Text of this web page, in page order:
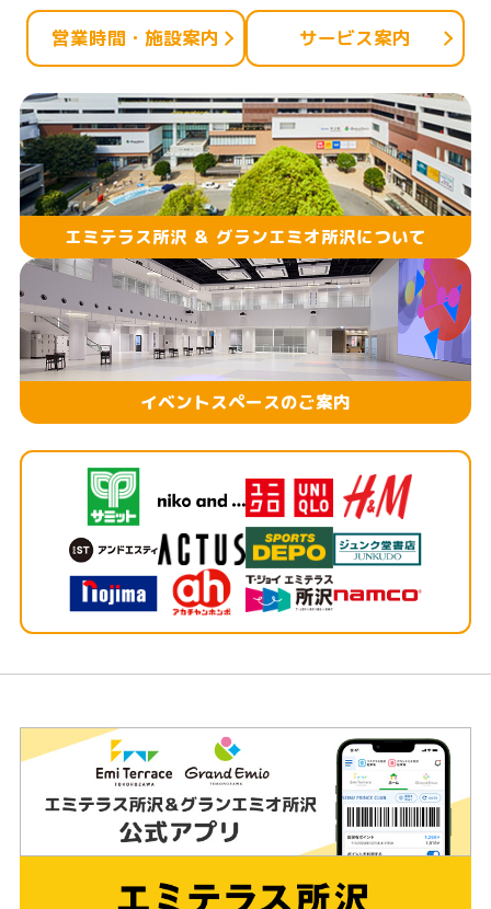
営業時間・施設案内 サービス案内
エミテラス所沢 ＆ グランエミオ所沢について
イベントスペースのご案内